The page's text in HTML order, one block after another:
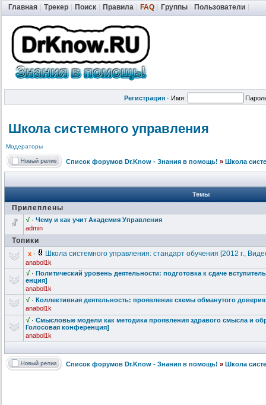
Главная Трекер Поиск Правила FAQ Группы Пользователи
Регистрация · Имя:
Школа системного управления
Модераторы
Список форумов Dr.Know - Знания в помощь! » Школа
Темы
Прилеплены
√ · Чему и как учит Академия Управления
admin
Топики
x · Школа системного управления: стандарт обучения [2012 г.,
anabol1k
√ · Политический уровень деятельности: подготовка к сдаче
енция]
anabol1k
√ · Коллективная деятельность: проявление схемы обманутого
anabol1k
√ · Смысловые модели как методика проявления здравого смысла и
Голосовая конференция]
anabol1k
Список форумов Dr.Know - Знания в помощь! » Школа